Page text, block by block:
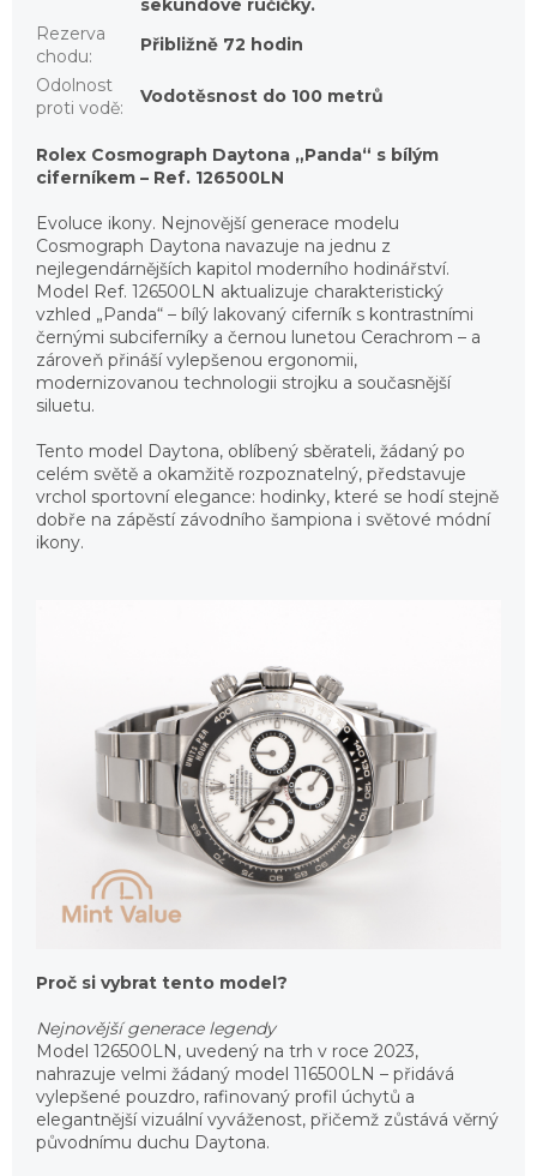
sekundové ručičky.
Rezerva
chodu:
Přibližně 72 hodin
Odolnost
proti vodě:
Vodotěsnost do 100 metrů
Rolex Cosmograph Daytona „Panda“ s bílým
ciferníkem – Ref. 126500LN
Evoluce ikony. Nejnovější generace modelu
Cosmograph Daytona navazuje na jednu z
nejlegendárnějších kapitol moderního hodinářství.
Model Ref. 126500LN aktualizuje charakteristický
vzhled „Panda“ – bílý lakovaný ciferník s kontrastními
černými subciferníky a černou lunetou Cerachrom – a
zároveň přináší vylepšenou ergonomii,
modernizovanou technologii strojku a současnější
siluetu.
Tento model Daytona, oblíbený sběrateli, žádaný po
celém světě a okamžitě rozpoznatelný, představuje
vrchol sportovní elegance: hodinky, které se hodí stejně
dobře na zápěstí závodního šampiona i světové módní
ikony.
Proč si vybrat tento model?
Nejnovější generace legendy
Model 126500LN, uvedený na trh v roce 2023,
nahrazuje velmi žádaný model 116500LN – přidává
vylepšené pouzdro, rafinovaný profil úchytů a
elegantnější vizuální vyváženost, přičemž zůstává věrný
původnímu duchu Daytona.